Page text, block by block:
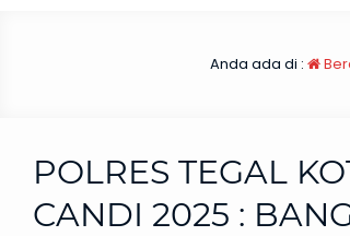
Anda ada di :
POLRES TEGAL
CANDI 2025 :